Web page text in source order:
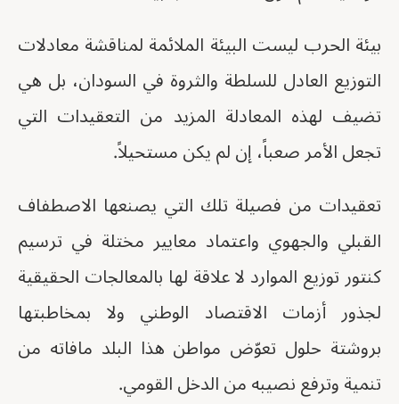
بيئة الحرب ليست البيئة الملائمة لمناقشة معادلات
التوزيع العادل للسلطة والثروة في السودان، بل هي
تضيف لهذه المعادلة المزيد من التعقيدات التي
تجعل الأمر صعباً، إن لم يكن مستحيلاً.
تعقيدات من فصيلة تلك التي يصنعها الاصطفاف
القبلي والجهوي واعتماد معايير مختلة في ترسيم
كنتور توزيع الموارد لا علاقة لها بالمعالجات الحقيقية
لجذور أزمات الاقتصاد الوطني ولا بمخاطبتها
بروشتة حلول تعوّض مواطن هذا البلد مافاته من
تنمية وترفع نصيبه من الدخل القومي.